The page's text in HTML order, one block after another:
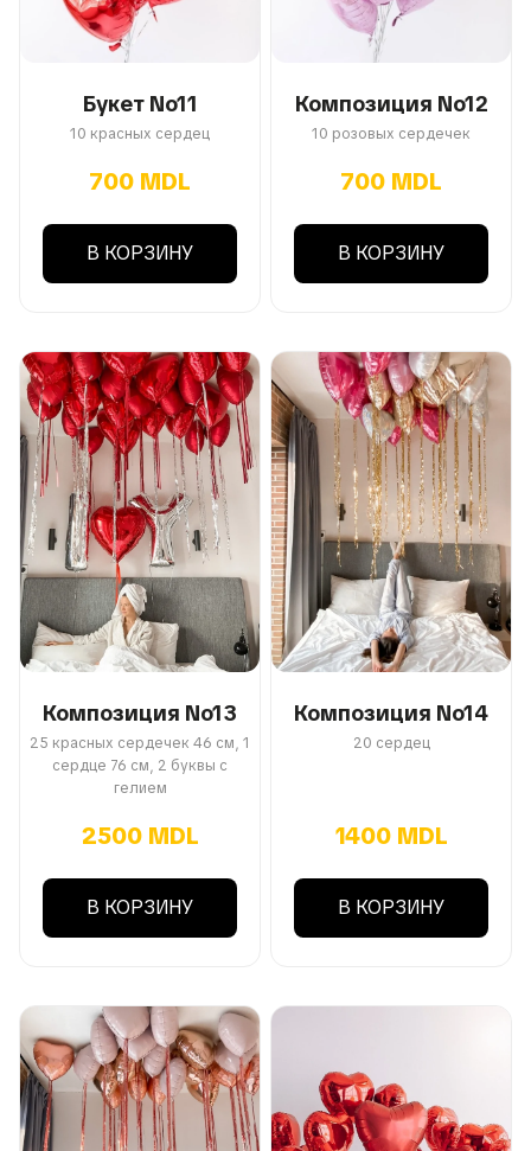
Букет No11
10 красных сердец
700 MDL
В КОРЗИНУ
Композиция No12
10 розовых сердечек
700 MDL
В КОРЗИНУ
Композиция No13
25 красных сердечек 46 см, 1
сердце 76 см, 2 буквы с
гелием
2500 MDL
В КОРЗИНУ
Композиция No14
20 сердец
1400 MDL
В КОРЗИНУ